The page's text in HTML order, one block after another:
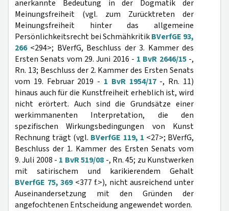
anerkannte Bedeutung in der Dogmatik der
Meinungsfreiheit (vgl. zum Zurücktreten der
Meinungsfreiheit hinter das allgemeine
Persönlichkeitsrecht bei SchmähkritikBVerfGE 93,
266<294>; BVerfG, Beschluss der 3. Kammer des
Ersten Senats vom 29. Juni 2016 - 1 BvR 2646/15-,
Rn. 13; Beschluss der 2. Kammer des Ersten Senats
vom 19. Februar 2019 - 1 BvR 1954/17-, Rn. 11)
hinaus auch für die Kunstfreiheit erheblich ist, wird
nicht erörtert. Auch sind die Grundsätze einer
werkimmanenten Interpretation, die den
spezifischen Wirkungsbedingungen von Kunst
Rechnung trägt (vgl. BVerfGE 119, 1 <27>; BVerfG,
Beschluss der 1. Kammer des Ersten Senats vom
9. Juli 2008 - 1 BvR 519/08 -, Rn. 45; zu Kunstwerken
mit satirischem und karikierendem Gehalt
BVerfGE 75, 369<377 f.>), nicht ausreichend unter
Auseinandersetzung mit den Gründen der
angefochtenen Entscheidung angewendet worden.